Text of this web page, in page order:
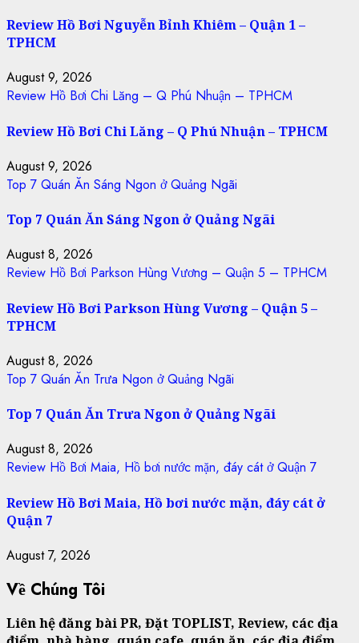
Review Hồ Bơi Nguyễn Bỉnh Khiêm – Quận 1 –
TPHCM
August 9, 2026
Review Hồ Bơi Chi Lăng – Q Phú Nhuận – TPHCM
Review Hồ Bơi Chi Lăng – Q Phú Nhuận – TPHCM
August 9, 2026
Top 7 Quán Ăn Sáng Ngon ở Quảng Ngãi
Top 7 Quán Ăn Sáng Ngon ở Quảng Ngãi
August 8, 2026
Review Hồ Bơi Parkson Hùng Vương – Quận 5 – TPHCM
Review Hồ Bơi Parkson Hùng Vương – Quận 5 –
TPHCM
August 8, 2026
Top 7 Quán Ăn Trưa Ngon ở Quảng Ngãi
Top 7 Quán Ăn Trưa Ngon ở Quảng Ngãi
August 8, 2026
Review Hồ Bơi Maia, Hồ bơi nước mặn, đáy cát ở Quận 7
Review Hồ Bơi Maia, Hồ bơi nước mặn, đáy cát ở
Quận 7
August 7, 2026
Về Chúng Tôi
Liên hệ đăng bài PR, Đặt TOPLIST, Review, các địa